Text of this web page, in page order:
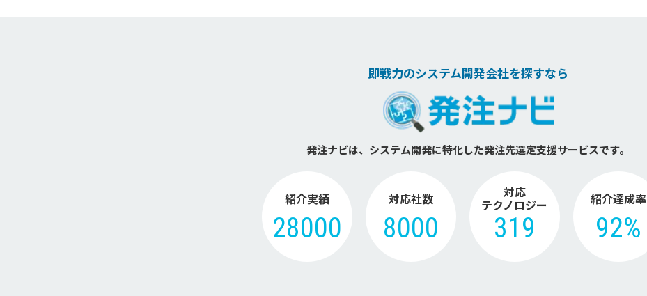
即戦力のシステム開発会社を探すなら
発注ナビは、システム開発に特化した発注先選定支援サービスです。
紹介実績
28000
対応社数
8000
対応
テクノロジー
319
紹介達成率
92%